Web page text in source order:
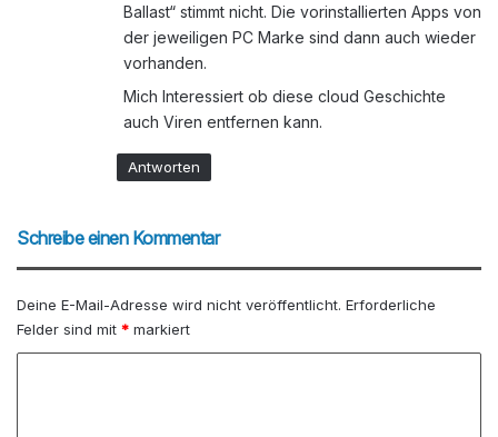
Ballast“ stimmt nicht. Die vorinstallierten Apps von
der jeweiligen PC Marke sind dann auch wieder
vorhanden.
Mich Interessiert ob diese cloud Geschichte
auch Viren entfernen kann.
Antworten
Schreibe einen Kommentar
Deine E-Mail-Adresse wird nicht veröffentlicht. Erforderliche
Felder sind mit * markiert